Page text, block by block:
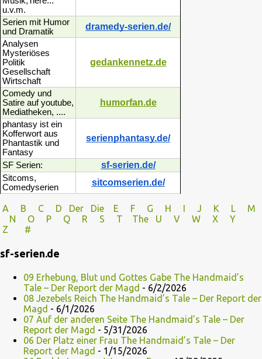
u.v.m.
Serien mit Humor
und Dramatik
dramedy-serien.de/
Analysen
Mysteriöses
Politik
Gesellschaft
Wirtschaft
gedankennetz.de
Comedy und
Satire auf youtube,
Mediatheken, ....
humorfan.de
phantasy ist ein
Kofferwort aus
Phantastik und
Fantasy
serienphantasy.de/
SF Serien: sf-serien.de/
Sitcoms,
Comedyserien
sitcomserien.de/
A B C D Der Die E F G H I J K L
M
N
O P Q R S T The U V
W X Y
Z
#
sf-serien.de
09 Erhebung, Blut und Gottes Gabe The Handmaid’s
Tale – Der Report der Magd - 6/2/2026
08 Jezebels Reich The Handmaid’s Tale – Der Report der
Magd - 6/1/2026
07 Auf der anderen Seite The Handmaid’s Tale – Der
Report der Magd - 5/31/2026
06 Der Platz einer Frau The Handmaid’s Tale – Der
Report der Magd - 1/15/2026